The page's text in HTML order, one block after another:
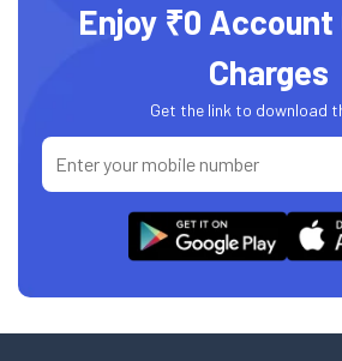
Enjoy ₹0 Account
Charges
Get the link to download